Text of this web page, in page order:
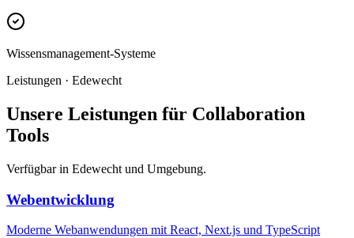
Wissensmanagement-Systeme
Leistungen · Edewecht
Unsere Leistungen für Collaboration
Tools
Verfügbar in Edewecht und Umgebung.
Webentwicklung
Moderne Webanwendungen mit React, Next.js und TypeScript